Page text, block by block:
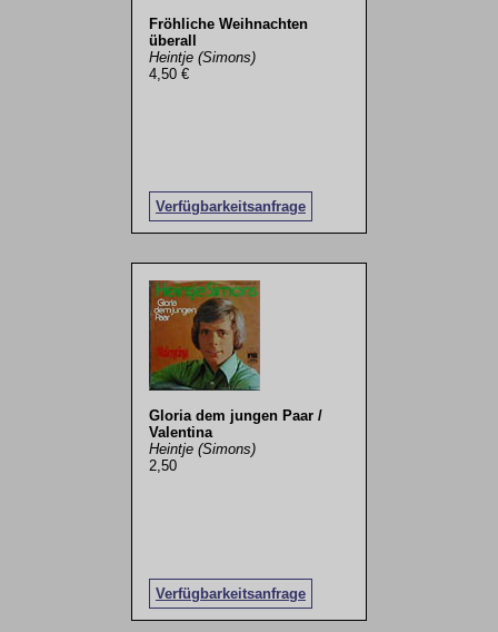
Fröhliche Weihnachten
überall
Heintje (Simons)
4,50 €
Verfügbarkeitsanfrage
Gloria dem jungen Paar /
Valentina
Heintje (Simons)
2,50
Verfügbarkeitsanfrage